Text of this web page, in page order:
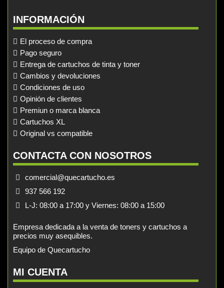
INFORMACIÓN
El proceso de compra
Pago seguro
Entrega de cartuchos de tinta y toner
Cambios y devoluciones
Condiciones de uso
Opinión de clientes
Premiun o marca blanca
Cartuchos XL
Original vs compatible
CONTACTA CON NOSOTROS
comercial@quecartucho.es
937 566 192
L-J: 08:00 a 17:00 y Viernes: 08:00 a 15:00
Empresa dedicada a la venta de toners y cartuchos a
precios muy asequibles.
Equipo de Quecartucho
MI CUENTA